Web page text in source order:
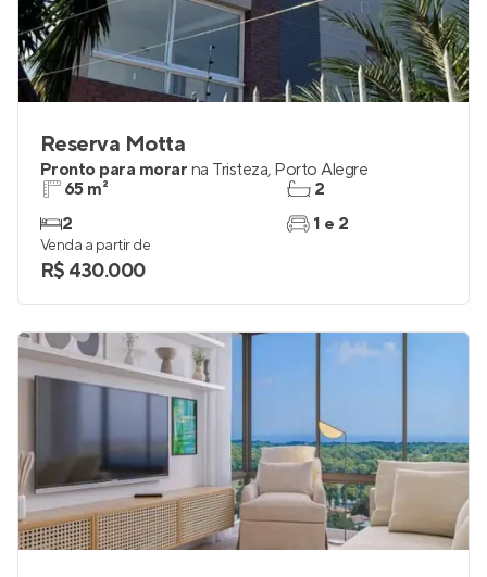
Reserva Motta
Pronto para morar na Tristeza, Porto Alegre
65 m²
2
2
1 e 2
Venda a partir de
R$ 430.000